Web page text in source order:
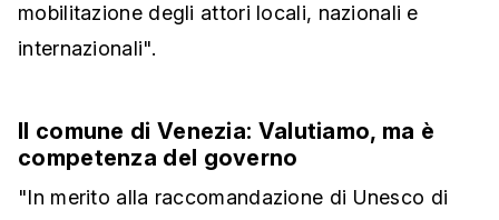
mobilitazione degli attori locali, nazionali e
internazionali".
Il comune di Venezia: Valutiamo, ma è
competenza del governo
"In merito alla raccomandazione di Unesco di